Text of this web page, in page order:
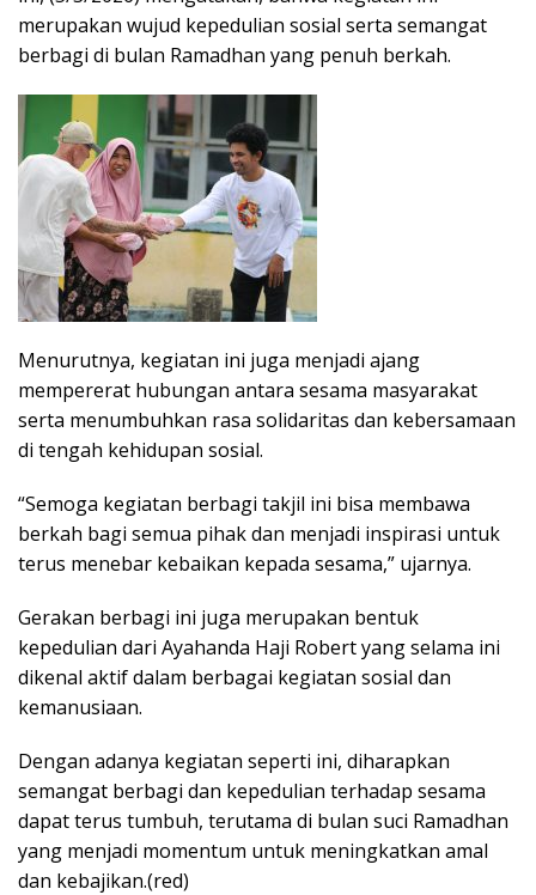
merupakan wujud kepedulian sosial serta semangat
berbagi di bulan Ramadhan yang penuh berkah.
Menurutnya, kegiatan ini juga menjadi ajang
mempererat hubungan antara sesama masyarakat
serta menumbuhkan rasa solidaritas dan kebersamaan
di tengah kehidupan sosial.
“Semoga kegiatan berbagi takjil ini bisa membawa
berkah bagi semua pihak dan menjadi inspirasi untuk
terus menebar kebaikan kepada sesama,” ujarnya.
Gerakan berbagi ini juga merupakan bentuk
kepedulian dari Ayahanda Haji Robert yang selama ini
dikenal aktif dalam berbagai kegiatan sosial dan
kemanusiaan.
Dengan adanya kegiatan seperti ini, diharapkan
semangat berbagi dan kepedulian terhadap sesama
dapat terus tumbuh, terutama di bulan suci Ramadhan
yang menjadi momentum untuk meningkatkan amal
dan kebajikan.(red)